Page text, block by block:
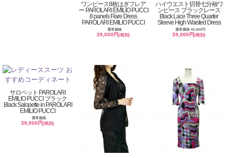
ワンピース8枚はぎフレア
ー PAROLARI EMILIO PUCCI
8 panels Flare Dress
PAROLARI EMILIO PUCCI
通常価格
39,000円(税別)
ハイウエスト切替七分袖ワ
ンピース ブラックレース
Black Lace Three Quarter
Sleeve High Waisted Dress
通常価格 45,000円
39,000円(税別)
サロペット PAROLARI
EMILIO PUCCI ブラック
Black Salopette in PAROLARI
EMILIO PUCCI
通常価格
39,000円(税別)